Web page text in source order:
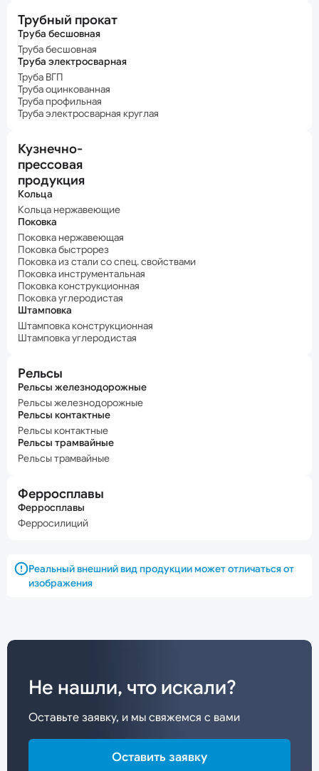
Трубный прокат
Труба бесшовная
Труба бесшовная
Труба электросварная
Труба ВГП
Труба оцинкованная
Труба профильная
Труба электросварная круглая
Кузнечно-
прессовая
продукция
Кольца
Кольца нержавеющие
Поковка
Поковка нержавеющая
Поковка быстрорез
Поковка из стали со спец. свойствами
Поковка инструментальная
Поковка конструкционная
Поковка углеродистая
Штамповка
Штамповка конструкционная
Штамповка углеродистая
Рельсы
Рельсы железнодорожные
Рельсы железнодорожные
Рельсы контактные
Рельсы контактные
Рельсы трамвайные
Рельсы трамвайные
Ферросплавы
Ферросплавы
Ферросилиций
Реальный внешний вид продукции может отличаться от
изображения
Не нашли, что искали?
Оставьте заявку, и мы свяжемся с вами
Оставить заявку